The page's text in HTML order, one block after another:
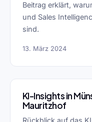
Beitrag erklärt,
und Sales
sind.
13. März 2024
KI-Insights in
Mauritzhof